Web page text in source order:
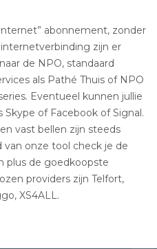
abonnement, zonder
zijn er
de NPO, standaard
als Pathé Thuis of NPO
Eventueel kunnen jullie
of Facebook of Signal.
vast bellen zijn steeds
van onze tool check je de
plus de goedkoopste
providers zijn Telfort,
XS4ALL.